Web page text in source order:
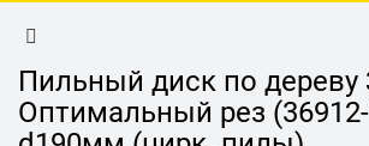
Пильный диск по дереву
Оптимальный рез